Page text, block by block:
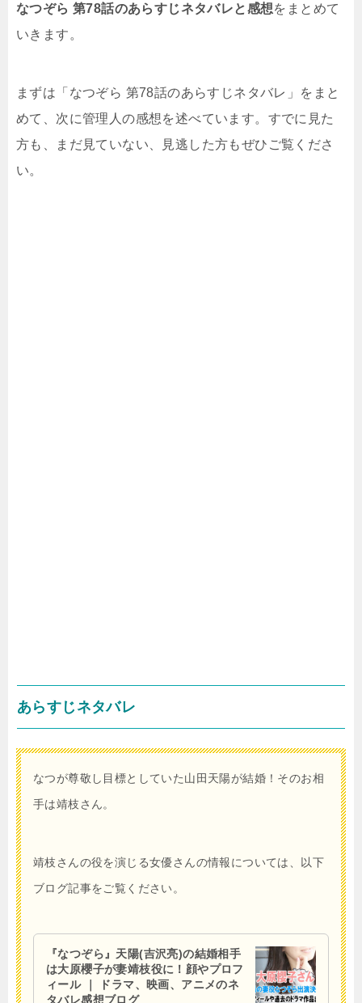
なつぞら 第78話のあらすじネタバレと感想をまとめて
いきます。
まずは「なつぞら 第78話のあらすじネタバレ」をまと
めて、次に管理人の感想を述べています。すでに見た
方も、まだ見ていない、見逃した方もぜひご覧くださ
い。
あらすじネタバレ
なつが尊敬し目標としていた山田天陽が結婚！そのお相
手は靖枝さん。
靖枝さんの役を演じる女優さんの情報については、以下
ブログ記事をご覧ください。
『なつぞら』天陽(吉沢亮)の結婚相手
は大原櫻子が妻靖枝役に！顔やプロフ
ィール ｜ ドラマ、映画、アニメのネ
タバレ感想ブログ